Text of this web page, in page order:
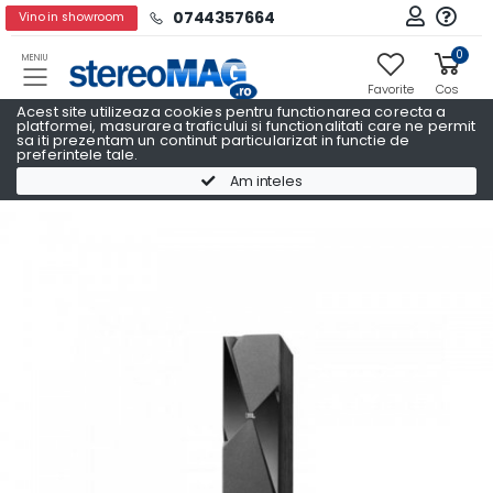
Acest site utilizeaza cookies pentru functionarea corecta a
platformei, masurarea traficului si functionalitati care ne permit
sa iti prezentam un continut particularizat in functie de
preferintele tale.
Am inteles
Vino in showroom 0744357664
MENIU
Favorite
0
Cos
Boxe podea JBL